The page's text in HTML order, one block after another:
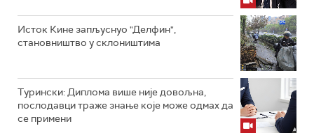
Исток Кине запљуснуо "Делфин",
становништво у склоништима
Турински: Диплома више није довољна,
послодавци траже знање које може одмах да
се примени